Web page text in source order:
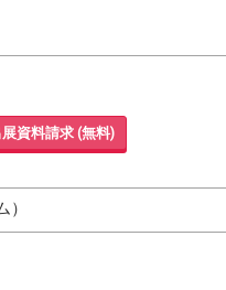
資料請求 (無料)